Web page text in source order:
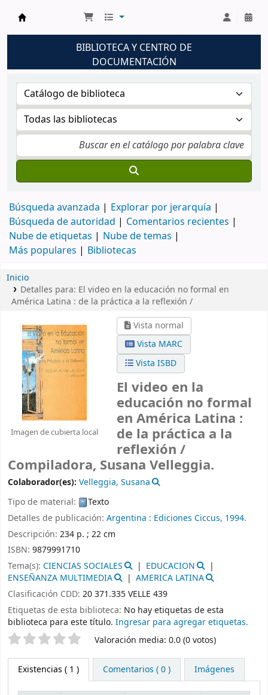
Biblioteca UNM
BIBLIOTECA Y CENTRO DE
DOCUMENTACIÓN
Búsqueda avanzada
Explorar por jerarquía
Búsqueda de autoridad
Comentarios recientes
Nube de etiquetas
Nube de temas
Más populares
Bibliotecas
Inicio
Detalles para: El video en la educación no formal en
América Latina : de la práctica a la reflexión /
Imagen de cubierta local
Vista normal
Vista MARC
Vista ISBD
El video en la
educación no formal
en América Latina :
de la práctica a la
reflexión /
Compiladora, Susana Velleggia.
Colaborador(es): Velleggia, Susana
Tipo de material:
Texto
Detalles de publicación: Argentina : Ediciones Ciccus, 1994.
Descripción: 234 p. ; 22 cm
ISBN: 9879991710
Tema(s): CIENCIAS SOCIALES
EDUCACION
ENSEÑANZA MULTIMEDIA
AMERICA LATINA
Clasificación CDD: 20 371.335 VELLE 439
Etiquetas de esta biblioteca: No hay etiquetas de esta
biblioteca para este título. Ingresar para agregar etiquetas.
Valoración Valoración media: 0.0 (0 votos)
Existencias ( 1 ) Comentarios ( 0 ) Imágenes